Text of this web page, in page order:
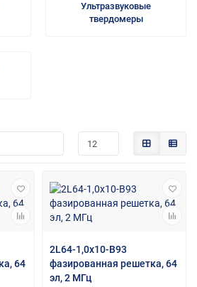
Ультразвуковые
твердомеры
64
2L64-1,0х10-B93
фазированная решетка, 64
эл, 2 МГц